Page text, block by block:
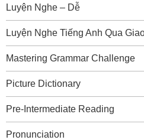
Luyện Nghe – Dễ
Luyện Nghe Tiếng Anh Qua
Mastering Grammar Challenge
Picture Dictionary
Pre-Intermediate Reading
Pronunciation